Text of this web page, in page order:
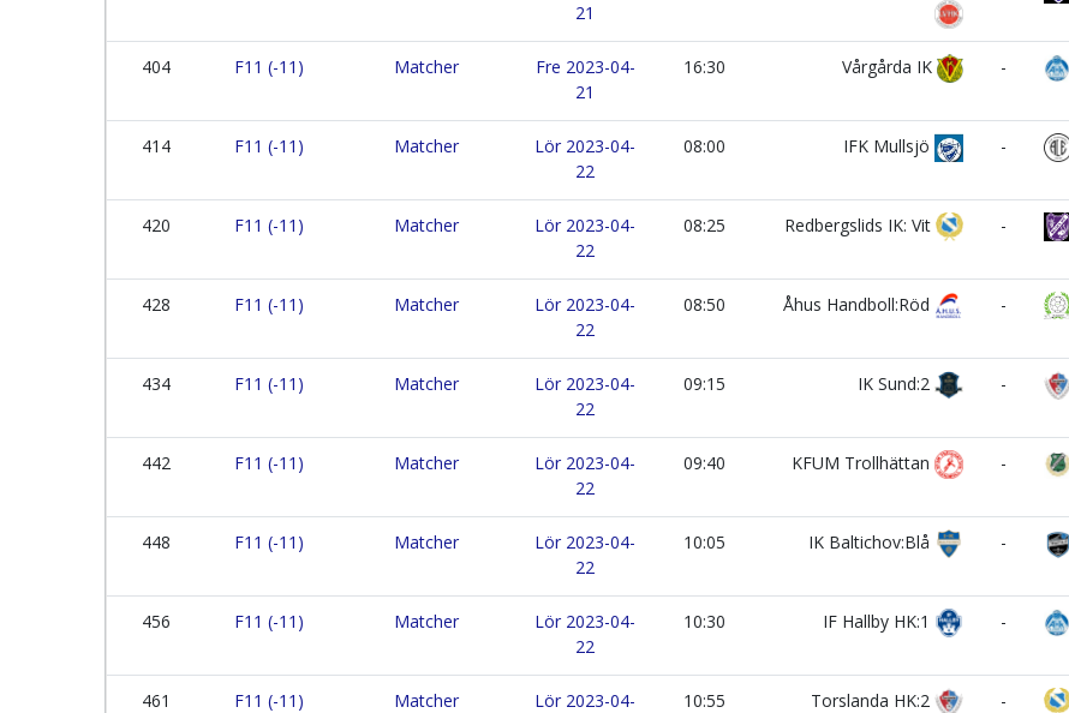
21
404 F11 (-11) Matcher
Fre 2023-04-
21
16:30 Vårgårda IK -
414 F11 (-11) Matcher
Lör 2023-04-
22
08:00 IFK Mullsjö -
420 F11 (-11) Matcher
Lör 2023-04-
22
08:25 Redbergslids IK: Vit -
428 F11 (-11) Matcher
Lör 2023-04-
22
08:50 Åhus Handboll:Röd -
434 F11 (-11) Matcher
Lör 2023-04-
22
09:15 IK Sund:2 -
442 F11 (-11) Matcher
Lör 2023-04-
22
09:40 KFUM Trollhättan -
448 F11 (-11) Matcher
Lör 2023-04-
22
10:05 IK Baltichov:Blå -
456 F11 (-11) Matcher
Lör 2023-04-
22
10:30 IF Hallby HK:1 -
461 F11 (-11) Matcher
Lör 2023-04-
10:55 Torslanda HK:2 -